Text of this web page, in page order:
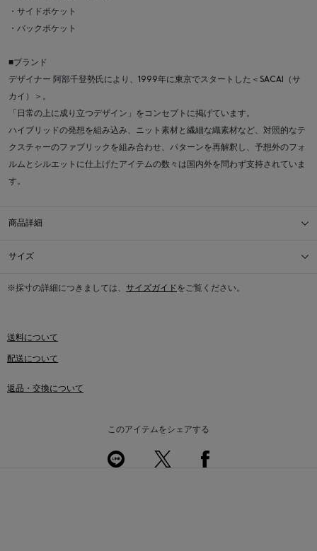
・サイドポケット
・バックポケット
■ブランド
デザイナー 阿部千登勢氏により、1999年に東京でスタートした＜SACAI（サ
カイ）＞。
「日常の上に成り立つデザイン」をコンセプトに掲げています。
ハイブリッドの発想を組み込み、ニット素材と繊細な織素材など、対照的なテ
クスチャーのファブリックを組み合わせ、パターンを再解釈し、予想外のフォ
ルムとシルエットに仕上げたアイテムの数々は国内外を問わず支持されていま
す。
商品詳細
サイズ
※採寸の詳細につきましては、 サイズガイドをご覧ください。
送料について
配送について
返品・交換について
このアイテムをシェアする